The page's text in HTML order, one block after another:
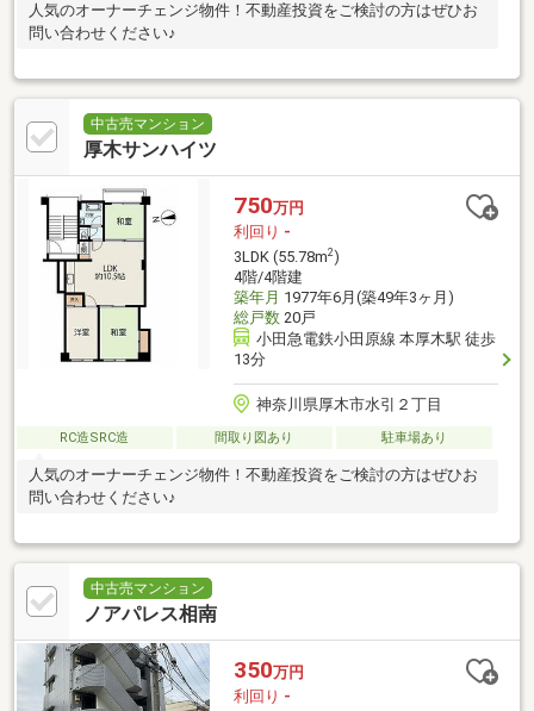
人気のオーナーチェンジ物件！不動産投資をご検討の方はぜひお
問い合わせください♪
中古売マンション
厚木サンハイツ
750万円
利回り -
3LDK (55.78m2)
4階/4階建
築年月 1977年6月(築49年3ヶ月)
総戸数20戸
小田急電鉄小田原線 本厚木駅 徒歩
13分
神奈川県厚木市水引２丁目
RC造SRC造 間取り図あり 駐車場あり
人気のオーナーチェンジ物件！不動産投資をご検討の方はぜひお
問い合わせください♪
中古売マンション
ノアパレス相南
350万円
利回り -